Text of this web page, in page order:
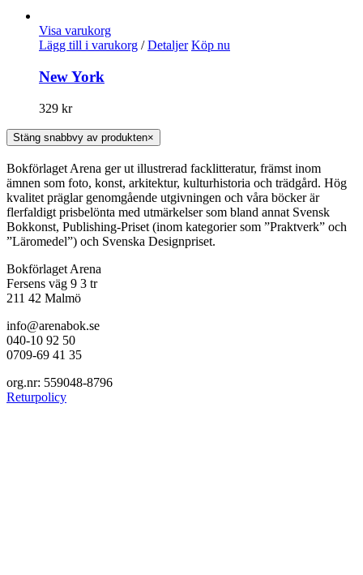
Visa varukorg
Lägg till i varukorg / Detaljer Köp nu
New York
329 kr
Stäng snabbvy av produkten×
Bokförlaget Arena ger ut illustrerad facklitteratur, främst inom
ämnen som foto, konst, arkitektur, kulturhistoria och trädgård. Hög
kvalitet präglar genomgående utgivningen och våra böcker är
flerfaldigt prisbelönta med utmärkelser som bland annat Svensk
Bokkonst, Publishing-Priset (inom kategorier som ”Praktverk” och
”Läromedel”) och Svenska Designpriset.
Bokförlaget Arena
Fersens väg 9 3 tr
211 42 Malmö
info@arenabok.se
040-10 92 50
0709-69 41 35
org.nr: 559048-8796
Returpolicy